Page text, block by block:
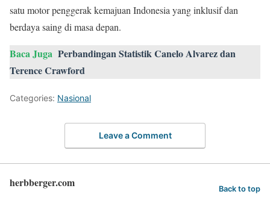
satu motor penggerak kemajuan Indonesia yang inklusif dan
berdaya saing di masa depan.
Baca Juga Perbandingan Statistik Canelo Alvarez dan
Terence Crawford
Categories: Nasional
Leave a Comment
herbberger.com Back to top